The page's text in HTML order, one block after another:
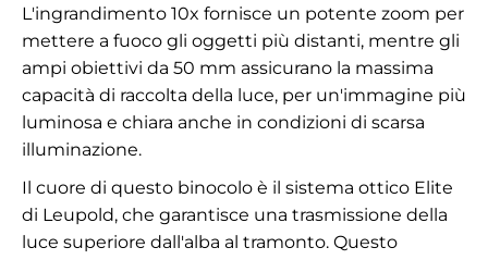
L'ingrandimento 10x fornisce un potente zoom per
mettere a fuoco gli oggetti più distanti, mentre gli
ampi obiettivi da 50 mm assicurano la massima
capacità di raccolta della luce, per un'immagine più
luminosa e chiara anche in condizioni di scarsa
illuminazione.
Il cuore di questo binocolo è il sistema ottico Elite
di Leupold, che garantisce una trasmissione della
luce superiore dall'alba al tramonto. Questo